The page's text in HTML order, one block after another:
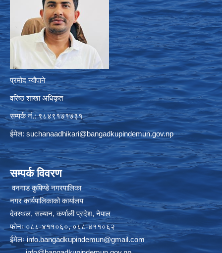
प्रमोद न्यौपाने
वरिष्ठ शाखा अधिकृत
सम्पर्क नं.: ९८४९१७१७३१
ईमेल: suchanaadhikari@bangadkupindemun.gov.np
सम्पर्क विवरण
वनगाड कुपिण्डे नगरपालिका
नगर कार्यपालिकाको कार्यालय
देवस्थल, सल्यान, कर्णाली प्रदेश, नेपाल
फोनः ०८८-४११०६०, ०८८-४११०६२
ईमेलःinfo.bangadkupindemun@gmail.com